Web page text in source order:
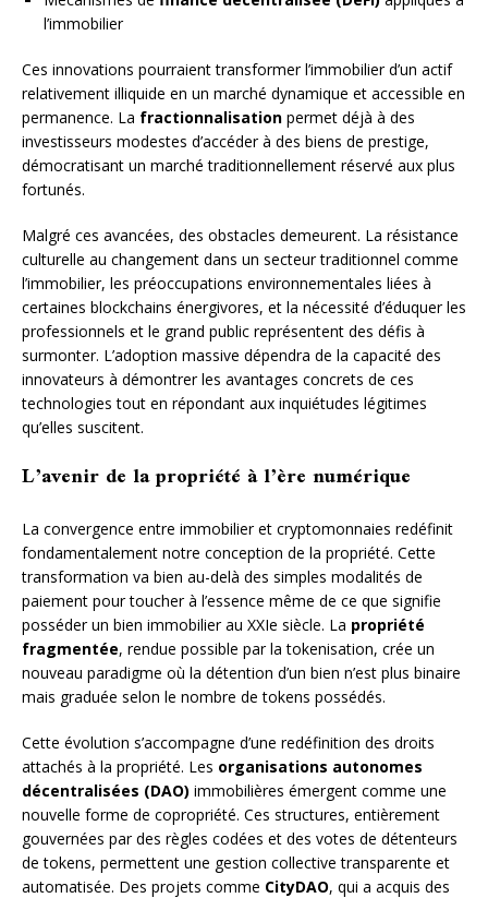
l’immobilier
Ces innovations pourraient transformer l’immobilier d’un actif
relativement illiquide en un marché dynamique et accessible en
permanence. La fractionnalisation permet déjà à des
investisseurs modestes d’accéder à des biens de prestige,
démocratisant un marché traditionnellement réservé aux plus
fortunés.
Malgré ces avancées, des obstacles demeurent. La résistance
culturelle au changement dans un secteur traditionnel comme
l’immobilier, les préoccupations environnementales liées à
certaines blockchains énergivores, et la nécessité d’éduquer les
professionnels et le grand public représentent des défis à
surmonter. L’adoption massive dépendra de la capacité des
innovateurs à démontrer les avantages concrets de ces
technologies tout en répondant aux inquiétudes légitimes
qu’elles suscitent.
L’avenir de la propriété à l’ère numérique
La convergence entre immobilier et cryptomonnaies redéfinit
fondamentalement notre conception de la propriété. Cette
transformation va bien au-delà des simples modalités de
paiement pour toucher à l’essence même de ce que signifie
posséder un bien immobilier au XXIe siècle. La propriété
fragmentée, rendue possible par la tokenisation, crée un
nouveau paradigme où la détention d’un bien n’est plus binaire
mais graduée selon le nombre de tokens possédés.
Cette évolution s’accompagne d’une redéfinition des droits
attachés à la propriété. Les organisations autonomes
décentralisées (DAO) immobilières émergent comme une
nouvelle forme de copropriété. Ces structures, entièrement
gouvernées par des règles codées et des votes de détenteurs
de tokens, permettent une gestion collective transparente et
automatisée. Des projets comme CityDAO, qui a acquis des